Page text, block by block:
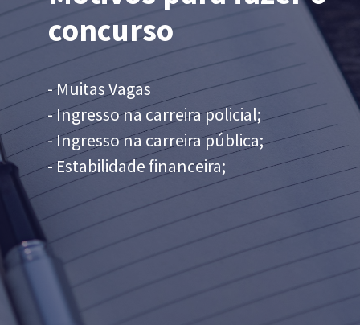
concurso
- Muitas Vagas
- Ingresso na carreira policial;
- Ingresso na carreira pública;
- Estabilidade financeira;